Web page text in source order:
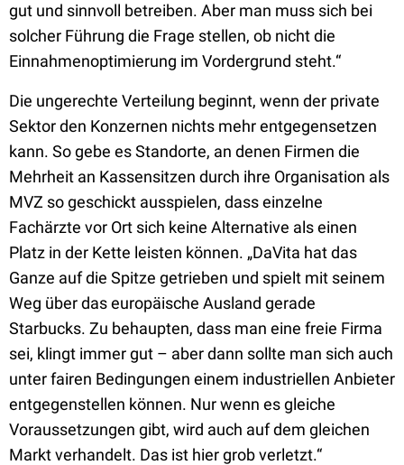
gut und sinnvoll betreiben. Aber man muss sich bei
solcher Führung die Frage stellen, ob nicht die
Einnahmenoptimierung im Vordergrund steht.“
Die ungerechte Verteilung beginnt, wenn der private
Sektor den Konzernen nichts mehr entgegensetzen
kann. So gebe es Standorte, an denen Firmen die
Mehrheit an Kassensitzen durch ihre Organisation als
MVZ so geschickt ausspielen, dass einzelne
Fachärzte vor Ort sich keine Alternative als einen
Platz in der Kette leisten können. „DaVita hat das
Ganze auf die Spitze getrieben und spielt mit seinem
Weg über das europäische Ausland gerade
Starbucks. Zu behaupten, dass man eine freie Firma
sei, klingt immer gut – aber dann sollte man sich auch
unter fairen Bedingungen einem industriellen Anbieter
entgegenstellen können. Nur wenn es gleiche
Voraussetzungen gibt, wird auch auf dem gleichen
Markt verhandelt. Das ist hier grob verletzt.“